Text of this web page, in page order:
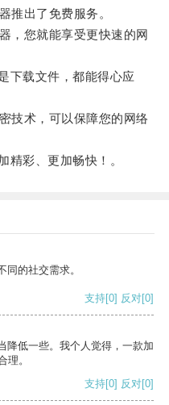
出了免费服务。
您就能享受更快速的网
载文件，都能得心应
术，可以保障您的网络
彩、更加畅快！。
的社交需求。
支持[0] 反对[0]
降低一些。我个人觉得，一款加
理。
支持[0] 反对[0]